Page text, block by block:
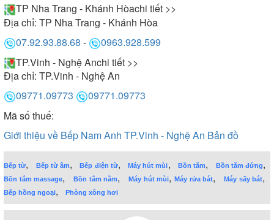
TP Nha Trang - Khánh Hòachi tiết >>
Địa chỉ: TP Nha Trang - Khánh Hòa
07.92.93.88.68 -
0963.928.599
TP.Vinh - Nghệ Anchi tiết >>
Địa chỉ: TP.Vinh - Nghệ An
09771.09773
09771.09773
Mã số thuế:
Giới thiệu về Bếp Nam Anh TP.Vinh - Nghệ An Bản đồ
Bếp từ, Bếp từ âm,Bếp điện từ,Máy hút mùi, Bồn tắm, Bồn tắm đứng,
Bồn tắm massage,Bồn tắm nằm,Máy hút mùi,Máy rửa bát,Máy sấy bát,
Bếp hồng ngoại, Phòng xông hơi